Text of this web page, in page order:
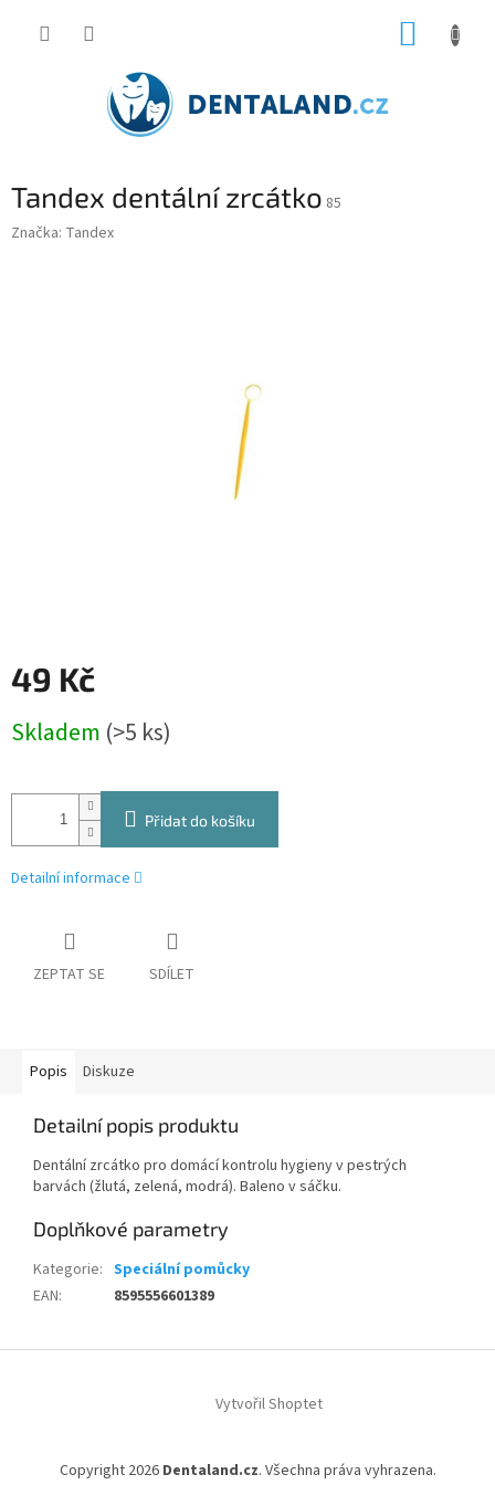
Tandex dentální zrcátko 85
Značka: Tandex
49 Kč
cena:
Skladem (>5 ks)
Přidat do košíku
Detailní informace
ZEPTAT SE SDÍLET
Popis Diskuze
Detailní popis produktu
Dentální zrcátko pro domácí kontrolu hygieny v pestrých
barvách (žlutá, zelená, modrá). Baleno v sáčku.
Doplňkové parametry
Kategorie: Speciální pomůcky
EAN: 8595556601389
Vytvořil Shoptet
Copyright 2026 Dentaland.cz. Všechna práva vyhrazena.